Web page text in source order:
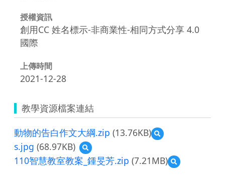
授權資訊
創用CC 姓名標示-非商業性-相同方式分享 4.0
國際
上傳時間
2021-12-28
教學資源檔案連結
動物的告白作文大綱.zip (13.76KB)
預
覽
物
s.jpg (68.97KB)
預
覽
s.jpg
110智慧教室教案_鍾旻芳.zip (7.21MB)
預
覽